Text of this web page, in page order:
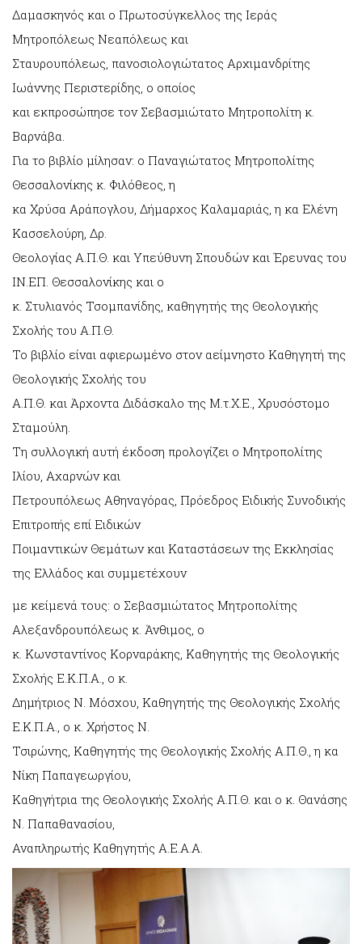
Δαμασκηνός και ο Πρωτοσύγκελλος της Ιεράς
Μητροπόλεως Νεαπόλεως και
Σταυρουπόλεως, πανοσιολογιώτατος Αρχιμανδρίτης
Ιωάννης Περιστερίδης, ο οποίος
και εκπροσώπησε τον Σεβασμιώτατο Μητροπολίτη κ.
Βαρνάβα.
Για το βιβλίο μίλησαν: ο Παναγιώτατος Μητροπολίτης
Θεσσαλονίκης κ. Φιλόθεος, η
κα Χρύσα Αράπογλου, Δήμαρχος Καλαμαριάς, η κα Ελένη
Κασσελούρη, Δρ.
Θεολογίας Α.Π.Θ. και Υπεύθυνη Σπουδών και Έρευνας του
ΙΝ.ΕΠ. Θεσσαλονίκης και ο
κ. Στυλιανός Τσομπανίδης, καθηγητής της Θεολογικής
Σχολής του Α.Π.Θ.
Το βιβλίο είναι αφιερωμένο στον αείμνηστο Καθηγητή της
Θεολογικής Σχολής του
Α.Π.Θ. και Άρχοντα Διδάσκαλο της Μ.τ.Χ.Ε., Χρυσόστομο
Σταμούλη.
Τη συλλογική αυτή έκδοση προλογίζει o Μητροπολίτης
Ιλίου, Αχαρνών και
Πετρουπόλεως Αθηναγόρας, Πρόεδρος Ειδικής Συνοδικής
Επιτροπής επί Ειδικών
Ποιμαντικών Θεμάτων και Καταστάσεων της Εκκλησίας
της Ελλάδος και συμμετέχουν
με κείμενά τους: ο Σεβασμιώτατος Μητροπολίτης
Αλεξανδρουπόλεως κ. Άνθιμος, ο
κ. Κωνσταντίνος Κορναράκης, Καθηγητής της Θεολογικής
Σχολής Ε.Κ.Π.Α., ο κ.
Δημήτριος Ν. Μόσχου, Καθηγητής της Θεολογικής Σχολής
Ε.Κ.Π.Α., ο κ. Χρήστος Ν.
Τσιρώνης, Καθηγητής της Θεολογικής Σχολής Α.Π.Θ., η κα
Νίκη Παπαγεωργίου,
Καθηγήτρια της Θεολογικής Σχολής Α.Π.Θ. και ο κ. Θανάσης
Ν. Παπαθανασίου,
Αναπληρωτής Καθηγητής Α.Ε.Α.Α.